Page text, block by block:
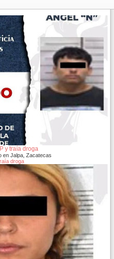
y traía droga
en Jalpa, Zacatecas
droga